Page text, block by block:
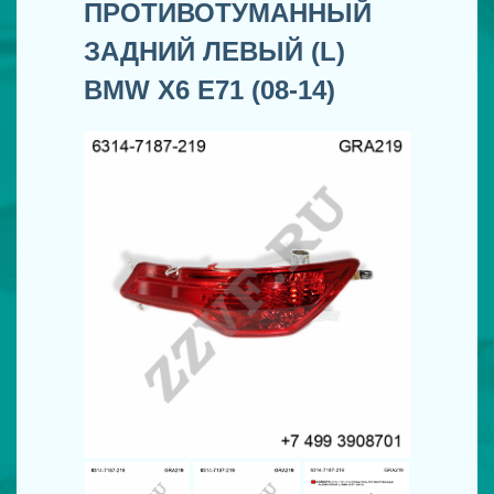
ПРОТИВОТУМАННЫЙ
ЗАДНИЙ ЛЕВЫЙ (L)
BMW X6 E71 (08-14)